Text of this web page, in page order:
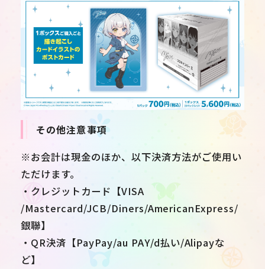
その他注意事項
※お会計は現金のほか、以下決済方法がご使用い
ただけます。
・クレジットカード【VISA
/Mastercard/JCB/Diners/AmericanExpress/
銀聯】
・QR決済【PayPay/au PAY/d払い/Alipayな
ど】